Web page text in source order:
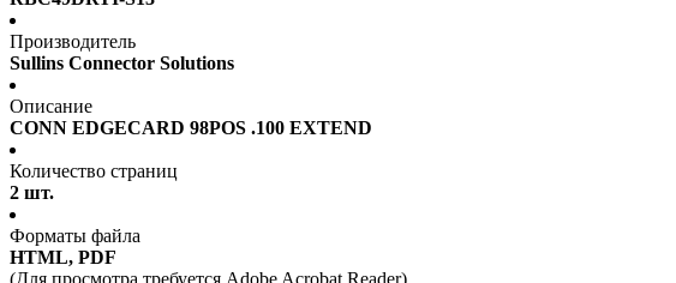
Производитель
Sullins Connector Solutions
Описание
CONN EDGECARD 98POS .100 EXTEND
Количество страниц
2 шт.
Форматы файла
HTML, PDF